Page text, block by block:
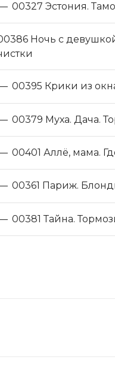
00327 Эстония.
Ночь с
00395 Крики из
00379 Муха. Дача.
00401 Аллё, мама.
00361 Париж.
00381 Тайна.